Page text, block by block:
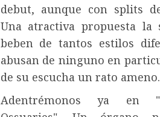
debut, aunque con splits
Una atractiva propuesta la
beben de tantos estilos
abusan de ninguno en
de su escucha un rato ameno.
Adentrémonos ya en